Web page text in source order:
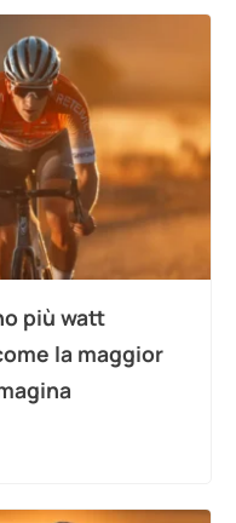
più watt
la maggior